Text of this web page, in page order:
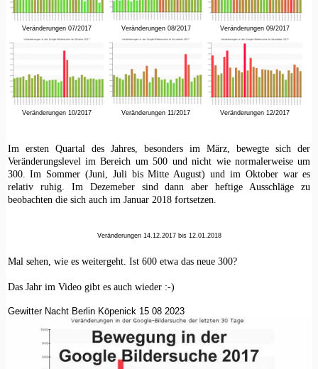
Veränderungen 07/2017 Veränderungen 08/2017 Veränderungen 09/2017
Veränderungen 10/2017 Veränderungen 11/2017 Veränderungen 12/2017
Im ersten Quartal des Jahres, besonders im März, bewegte sich der
Veränderungslevel im Bereich um 500 und nicht wie normalerweise um
300. Im Sommer (Juni, Juli bis Mitte August) und im Oktober war es
relativ ruhig. Im Dezemeber sind dann aber heftige Ausschläge zu
beobachten die sich auch im Januar 2018 fortsetzen.
Veränderungen 14.12.2017 bis 12.01.2018
Mal sehen, wie es weitergeht. Ist 600 etwa das neue 300?
Das Jahr im Video gibt es auch wieder :-)
Gewitter Nacht Berlin Köpenick 15 08 2023